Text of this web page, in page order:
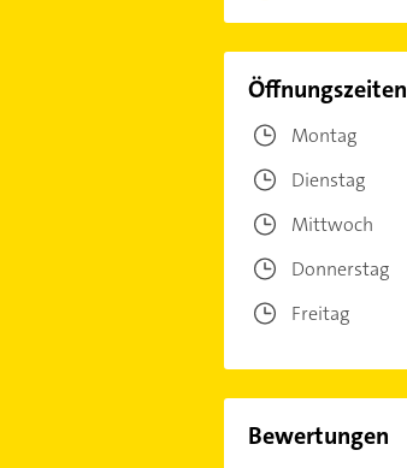
Öffnungszeiten
Montag
Dienstag
Mittwoch
Donnerstag
Freitag
Bewertungen